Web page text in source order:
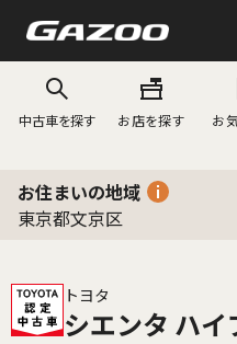
中古車を探す お店を探す お
お住まいの地域
東京都文京区
トヨタ
シエンタ ハ